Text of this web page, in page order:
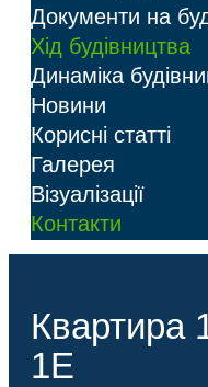
Документи на
Хід будівництва
Динаміка
Новини
Корисні статті
Галерея
Візуалізації
Контакти
Квартира
1E